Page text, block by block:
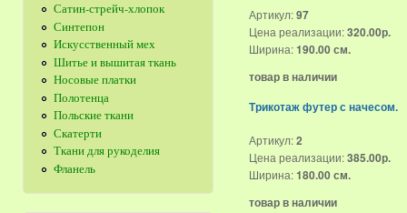
Сатин-стрейч-хлопок
Синтепон
Искусственный мех
Шитье и вышитая ткань
Носовые платки
Полотенца
Польские ткани
Скатерти
Ткани для рукоделия
Фланель
Артикул:97
Цена реализации:320.00р.
Ширина:190.00 см.
товар в наличии
Трикотаж футер с начесом.
Артикул:2
Цена реализации:385.00р.
Ширина:180.00 см.
товар в наличии